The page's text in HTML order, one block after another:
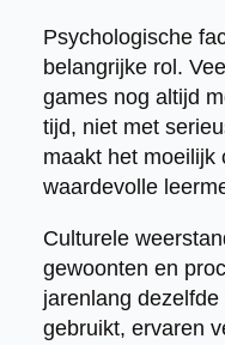
Psychologische
belangrijke rol.
games nog altijd
tijd, niet met
maakt het moeilijk
waardevolle
Culturele
gewoonten en
jarenlang
gebruikt, ervaren